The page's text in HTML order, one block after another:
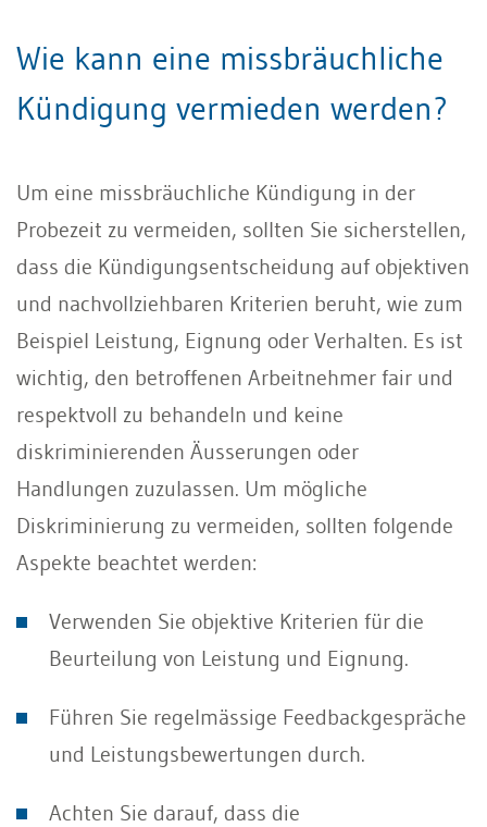
Wie kann eine missbräuchliche
Kündigung vermieden werden?
Um eine missbräuchliche Kündigung in der
Probezeit zu vermeiden, sollten Sie sicherstellen,
dass die Kündigungsentscheidung auf objektiven
und nachvollziehbaren Kriterien beruht, wie zum
Beispiel Leistung, Eignung oder Verhalten. Es ist
wichtig, den betroffenen Arbeitnehmer fair und
respektvoll zu behandeln und keine
diskriminierenden Äusserungen oder
Handlungen zuzulassen. Um mögliche
Diskriminierung zu vermeiden, sollten folgende
Aspekte beachtet werden:
Verwenden Sie objektive Kriterien für die
Beurteilung von Leistung und Eignung.
Führen Sie regelmässige Feedbackgespräche
und Leistungsbewertungen durch.
Achten Sie darauf, dass die